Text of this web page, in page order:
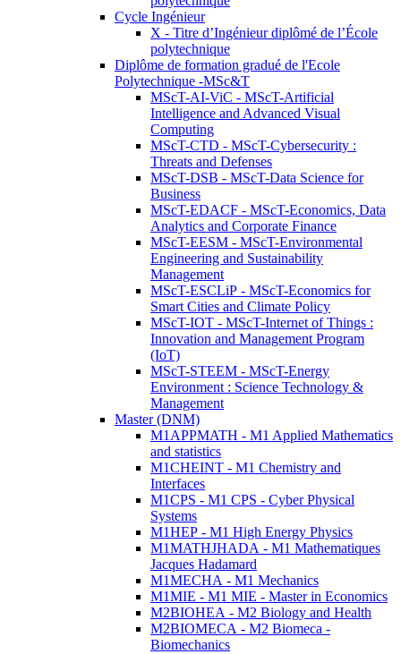
Cycle Ingénieur
X - Titre d’Ingénieur diplômé de l’École
polytechnique
Diplôme de formation gradué de l'Ecole
Polytechnique -MSc&T
MScT-AI-ViC - MScT-Artificial
Intelligence and Advanced Visual
Computing
MScT-CTD - MScT-Cybersecurity :
Threats and Defenses
MScT-DSB - MScT-Data Science for
Business
MScT-EDACF - MScT-Economics, Data
Analytics and Corporate Finance
MScT-EESM - MScT-Environmental
Engineering and Sustainability
Management
MScT-ESCLiP - MScT-Economics for
Smart Cities and Climate Policy
MScT-IOT - MScT-Internet of Things :
Innovation and Management Program
(IoT)
MScT-STEEM - MScT-Energy
Environment : Science Technology &
Management
Master (DNM)
M1APPMATH - M1 Applied Mathematics
and statistics
M1CHEINT - M1 Chemistry and
Interfaces
M1CPS - M1 CPS - Cyber Physical
Systems
M1HEP - M1 High Energy Physics
M1MATHJHADA - M1 Mathematiques
Jacques Hadamard
M1MECHA - M1 Mechanics
M1MIE - M1 MIE - Master in Economics
M2BIOHEA - M2 Biology and Health
M2BIOMECA - M2 Biomeca -
Biomechanics